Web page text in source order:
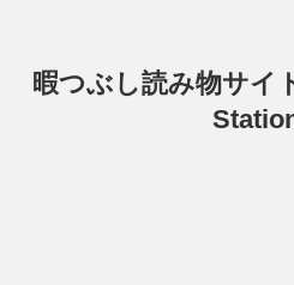
暇つぶし読み物サイ
Station